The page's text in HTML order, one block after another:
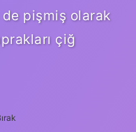
pişmiş olarak
çiğ